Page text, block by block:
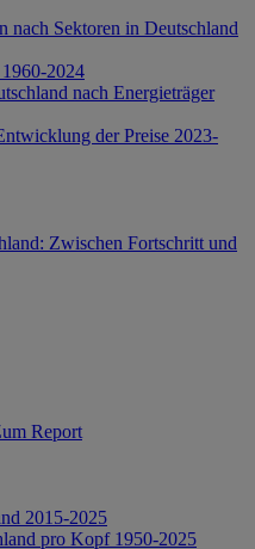
nach Sektoren in Deutschland
2024
nach Energieträger
der Preise 2023-
Zwischen Fortschritt und
Report
2015-2025
pro Kopf 1950-2025